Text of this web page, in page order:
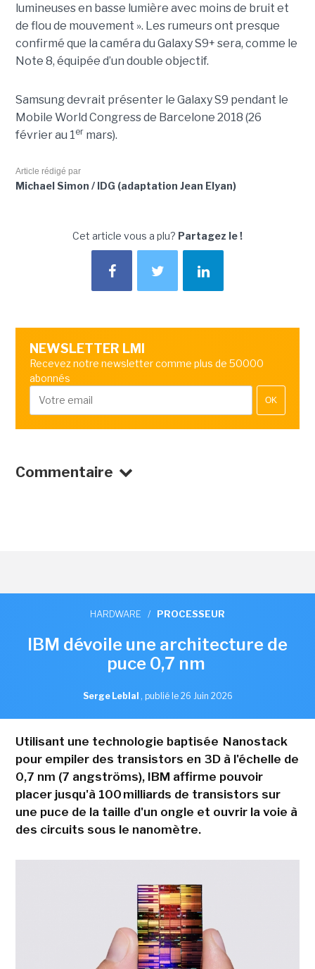
lumineuses en basse lumière avec moins de bruit et
de flou de mouvement ». Les rumeurs ont presque
confirmé que la caméra du Galaxy S9+ sera, comme le
Note 8, équipée d’un double objectif.
Samsung devrait présenter le Galaxy S9 pendant le
Mobile World Congress de Barcelone 2018 (26
février au 1er mars).
Article rédigé par
Michael Simon / IDG (adaptation Jean Elyan)
Cet article vous a plu? Partagez le !
NEWSLETTER LMI
Recevez notre newsletter comme plus de 50000
abonnés
OK
Commentaire
HARDWARE / PROCESSEUR
IBM dévoile une architecture de
puce 0,7 nm
Serge Leblal , publié le 26 Juin 2026
Utilisant une technologie baptisée Nanostack
pour empiler des transistors en 3D à l'échelle de
0,7 nm (7 angströms), IBM affirme pouvoir
placer jusqu'à 100 milliards de transistors sur
une puce de la taille d'un ongle et ouvrir la voie à
des circuits sous le nanomètre.